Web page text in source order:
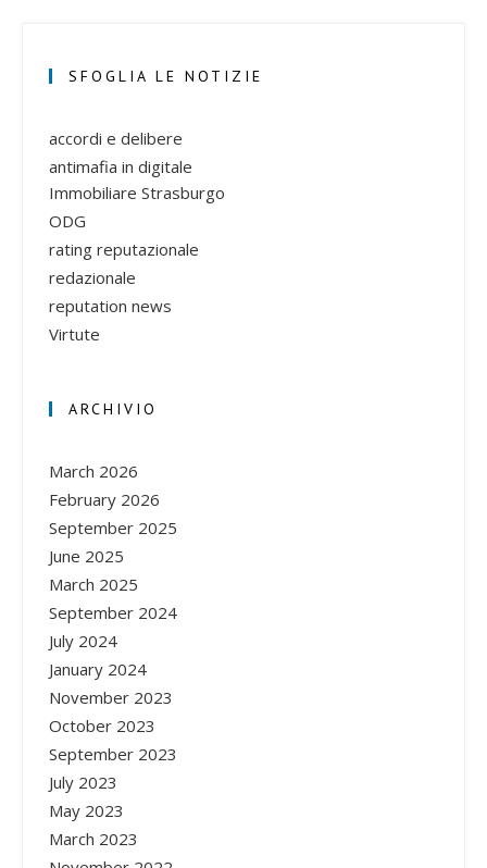
SFOGLIA LE NOTIZIE
accordi e delibere
antimafia in digitale
Immobiliare Strasburgo
ODG
rating reputazionale
redazionale
reputation news
Virtute
ARCHIVIO
March 2026
February 2026
September 2025
June 2025
March 2025
September 2024
July 2024
January 2024
November 2023
October 2023
September 2023
July 2023
May 2023
March 2023